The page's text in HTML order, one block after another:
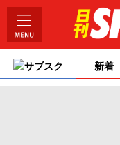
サブスク 新着